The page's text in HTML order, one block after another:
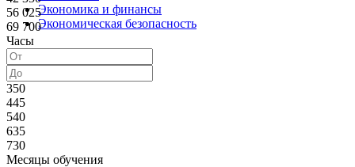
Экономика и финансы
Экономическая безопасность
56 025
69 700
Часы
350
445
540
635
730
Месяцы обучения